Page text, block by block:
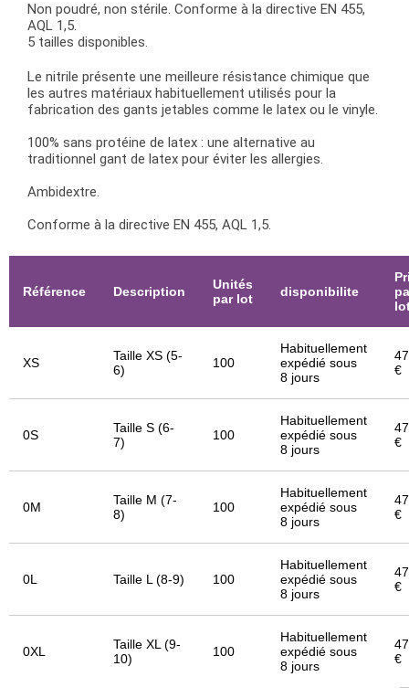
Non poudré, non stérile. Conforme à la directive EN 455,
AQL 1,5.
5 tailles disponibles.
Le nitrile présente une meilleure résistance chimique que
les autres matériaux habituellement utilisés pour la
fabrication des gants jetables comme le latex ou le vinyle.
100% sans protéine de latex : une alternative au
traditionnel gant de latex pour éviter les allergies.
Ambidextre.
Conforme à la directive EN 455, AQL 1,5.
Référence Description
Unités
par lot
disponibilite
XS
Taille XS (5-
6)
100
Habituellement
expédié sous
8 jours
€
0S
Taille S (6-
7)
100
Habituellement
expédié sous
8 jours
€
0M
Taille M (7-
8)
100
Habituellement
expédié sous
8 jours
€
0L Taille L (8-9) 100
Habituellement
expédié sous
8 jours
€
0XL
Taille XL (9-
10)
100
Habituellement
expédié sous
8 jours
€